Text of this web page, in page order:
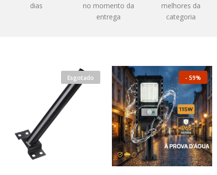
dias
no momento da
entrega
melhores da
categoria
Esgotado - 59%